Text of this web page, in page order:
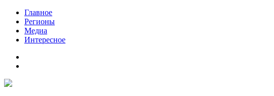
Главное
Регионы
Медиа
Интересное